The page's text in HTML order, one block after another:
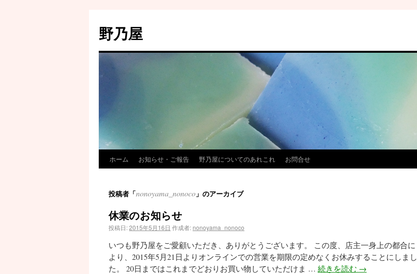
野乃屋
ホーム お知らせ・ご報告 野乃屋についてのあれこれ お問合せ
投稿者「nonoyama_nonoco 」のアーカイブ
休業のお知らせ
投稿日:2015年5月16日 作成者: nonoyama_nonoco
いつも野乃屋をご愛顧いただき、ありがとうございます。 この度、店主一身上の都合に
より、2015年5月21日よりオンラインでの営業を期限の定めなくお休みすることにしまし
た。 20日まではこれまでどおりお買い物していただけま … 続きを読む →